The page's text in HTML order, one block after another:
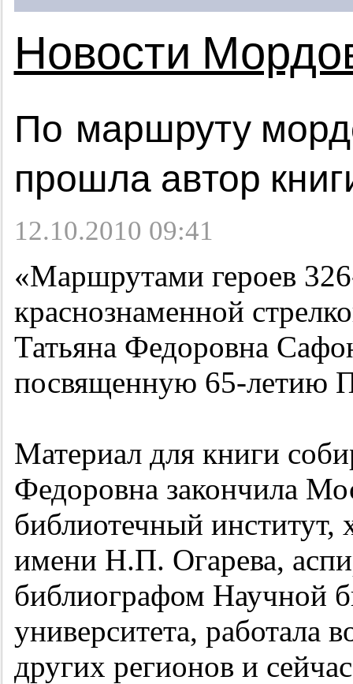
Новости
По маршруту
прошла автор
12.10.2010 09:41
«Маршрутами героев
краснознаменной
Татьяна Федоровна
посвященную 65-летию
Материал для книги
Федоровна закончила
библиотечный
имени Н.П. Огарева,
библиографом Научной
университета, работала
других регионов и